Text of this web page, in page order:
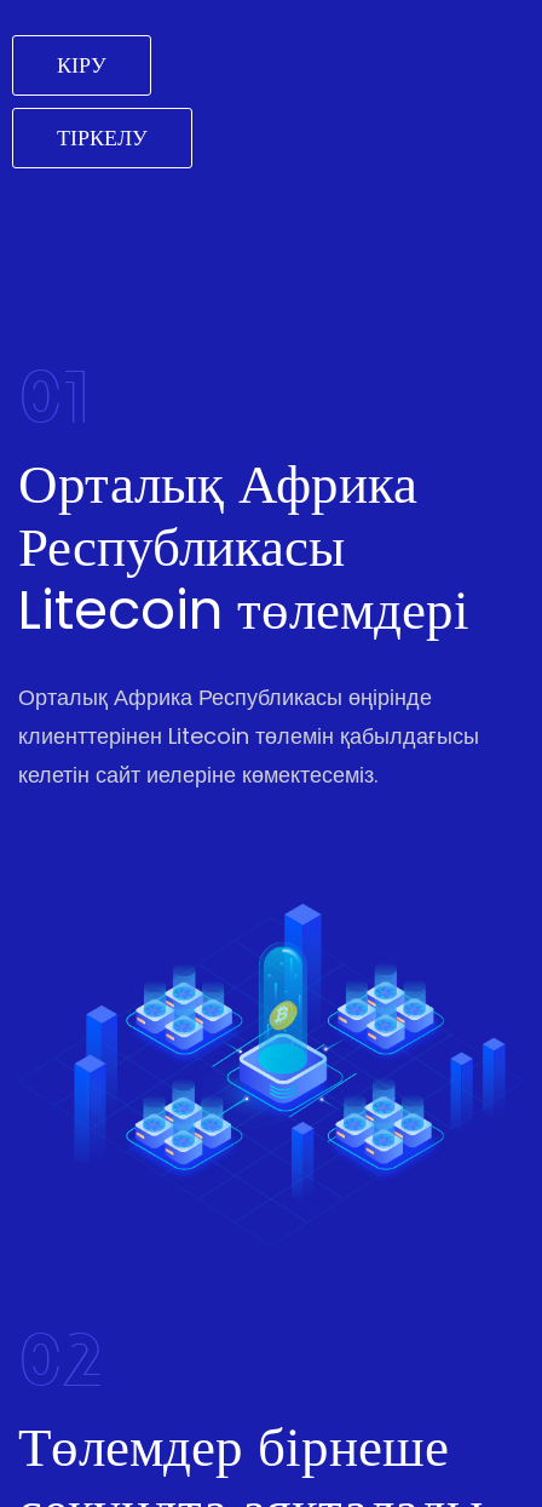
КІРУ
ТІРКЕЛУ
01
Орталық Африка
Республикасы
Litecoin төлемдері
Орталық Африка Республикасы өңірінде
клиенттерінен Litecoin төлемін қабылдағысы
келетін сайт иелеріне көмектесеміз.
02
Төлемдер бірнеше